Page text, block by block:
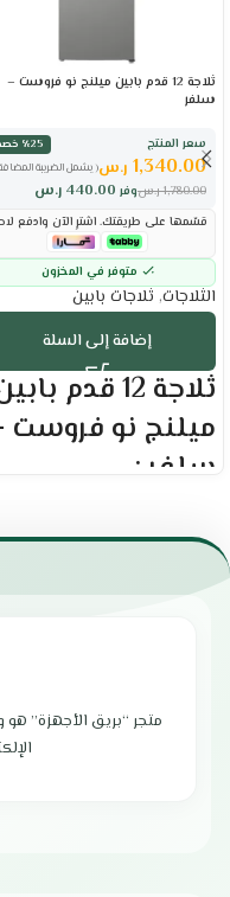
ثلاجة 12 قدم بابين ميلنج نو فروست –
سلفر
سعر المنتج
٪25 خصم
( يشمل الضريبة
1,340.00 ر.س
وفر 440.00 ر.س 1,780.00 ر.س
قسّمها على طريقتك. اشترِ الآن وادفع
متوفر في المخزون
الثلاجات, ثلاجات بابين
إضافة إلى السلة
ثلاجة 12 قدم
ميلنج نو فروست
سلفر :
الحجم الفعلي : 12.3 قدم
متجر “بريق الأجهزة”